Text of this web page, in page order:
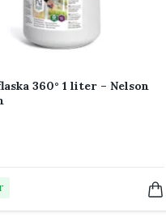
mindre och precisa snitt.
360° 1 liter – Nelson